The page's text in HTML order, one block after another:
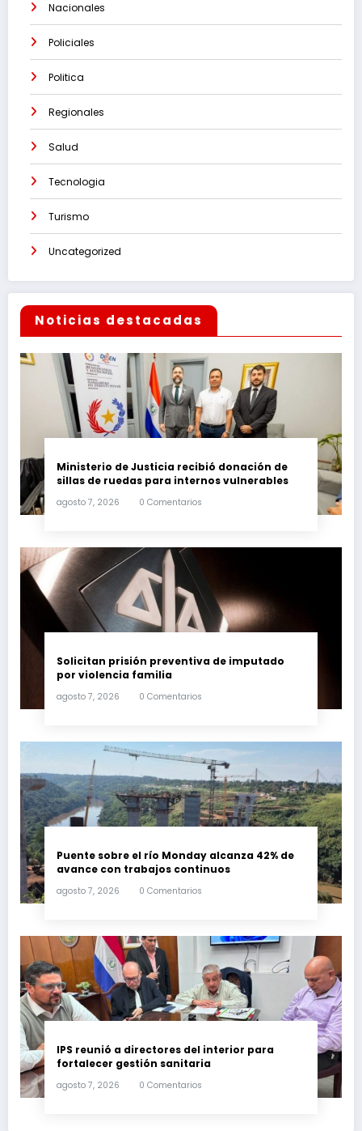
Nacionales
Policiales
Politica
Regionales
Salud
Tecnologia
Turismo
Uncategorized
Noticias destacadas
Ministerio de Justicia recibió donación de
sillas de ruedas para internos vulnerables
agosto 7, 2026 0 Comentarios
Solicitan prisión preventiva de imputado
por violencia familia
agosto 7, 2026 0 Comentarios
Puente sobre el río Monday alcanza 42% de
avance con trabajos continuos
agosto 7, 2026 0 Comentarios
IPS reunió a directores del interior para
fortalecer gestión sanitaria
agosto 7, 2026 0 Comentarios